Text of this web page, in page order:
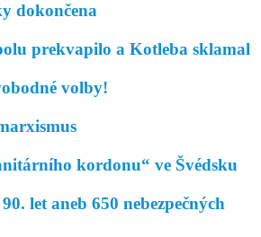
dokončena
prekvapilo a Kotleba sklamal
volby!
kordonu“ ve Švédsku
let aneb 650 nebezpečných